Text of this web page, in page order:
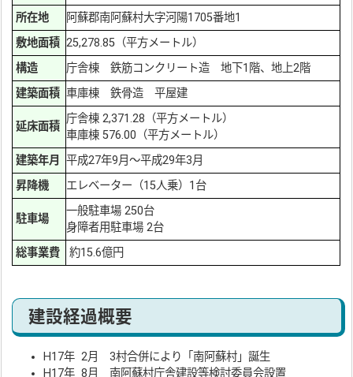
所在地
阿蘇郡南阿蘇村大字河陽1705番地1
敷地面積 25,278.85（平方メートル）
構造
庁舎棟 鉄筋コンクリート造 地下1階、地上2階
建築面積 車庫棟 鉄骨造 平屋建
延床面積
庁舎棟 2,371.28（平方メートル）
車庫棟 576.00（平方メートル）
建築年月
平成27年9月～平成29年3月
昇降機
エレベーター（15人乗）1台
駐車場
一般駐車場 250台
身障者用駐車場 2台
総事業費
約15.6億円
建設経過概要
H17年 2月 3村合併により「南阿蘇村」誕生
H17年 8月 南阿蘇村庁舎建設等検討委員会設置